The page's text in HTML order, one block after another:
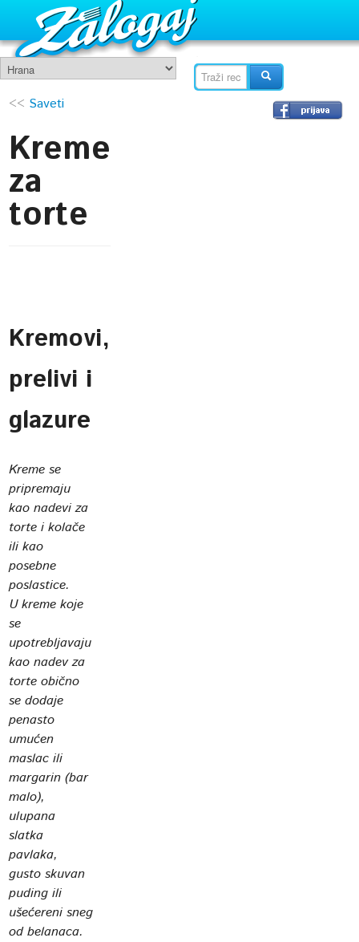
<< Saveti
Kreme
za
torte
Kremovi,
prelivi i
glazure
Kreme se
pripremaju
kao nadevi za
torte i kolače
ili kao
posebne
poslastice.
U kreme koje
se
upotrebljavaju
kao nadev za
torte obično
se dodaje
penasto
umućen
maslac ili
margarin (bar
malo),
ulupana
slatka
pavlaka,
gusto skuvan
puding ili
ušećereni sneg
od belanaca.